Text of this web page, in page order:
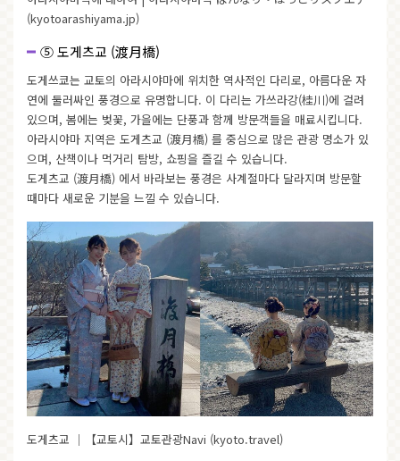
(kyotoarashiyama.jp)
⑤ 도게츠교 (渡月橋)
도게쓰쿄는 교토의 아라시야마에 위치한 역사적인 다리로, 아름다운 자
연에 둘러싸인 풍경으로 유명합니다. 이 다리는 가쓰라강(桂川)에 걸려
있으며, 봄에는 벚꽃, 가을에는 단풍과 함께 방문객들을 매료시킵니다.
아라시야마 지역은 도게츠교 (渡月橋) 를 중심으로 많은 관광 명소가 있
으며, 산책이나 먹거리 탐방, 쇼핑을 즐길 수 있습니다.
도게츠교 (渡月橋) 에서 바라보는 풍경은 사계절마다 달라지며 방문할
때마다 새로운 기분을 느낄 수 있습니다.
도게츠교 ｜【교토시】교토관광Navi (kyoto.travel)